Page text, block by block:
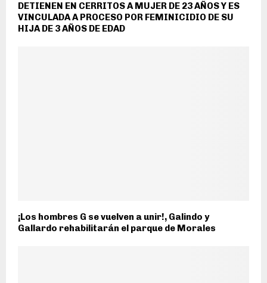
DETIENEN EN CERRITOS A MUJER DE 23 AÑOS Y ES
VINCULADA A PROCESO POR FEMINICIDIO DE SU
HIJA DE 3 AÑOS DE EDAD
¡Los hombres G se vuelven a unir!, Galindo y
Gallardo rehabilitarán el parque de Morales